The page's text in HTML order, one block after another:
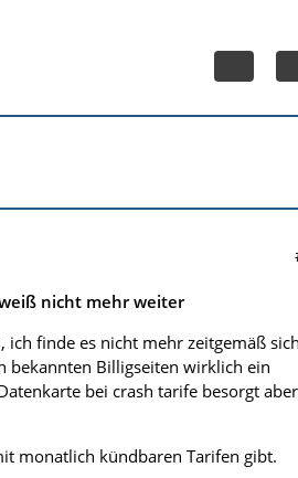
weiß nicht mehr weiter
finde es nicht mehr zeitgemäß sich
bekannten Billigseiten wirklich ein
bei crash tarife besorgt aber
monatlich kündbaren Tarifen gibt.